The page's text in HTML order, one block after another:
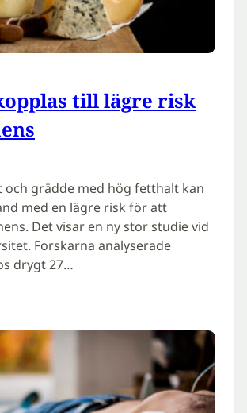
till lägre risk
och grädde med hög fetthalt kan
med en lägre risk för att
Det visar en ny stor studie vid
Forskarna analyserade
drygt 27…